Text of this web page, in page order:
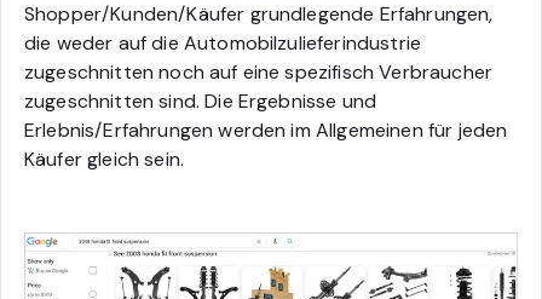
Shopper/Kunden/Käufer grundlegende Erfahrungen,
die weder auf die Automobilzulieferindustrie
zugeschnitten noch auf eine spezifisch Verbraucher
zugeschnitten sind. Die Ergebnisse und
Erlebnis/Erfahrungen werden im Allgemeinen für jeden
Käufer gleich sein.